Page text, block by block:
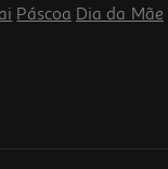
Páscoa Dia da Mãe